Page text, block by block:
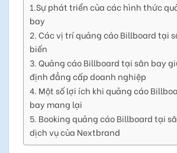
1.Sự phát triển của các hình thức
bay
2. Các vị trí quảng cáo Billboard tại
biến
3. Quảng cáo Billboard tại sân bay
định đẳng cấp doanh nghiệp
4. Một số lợi ích khi quảng cáo
bay mang lại
5. Booking quảng cáo Billboard tại
dịch vụ của Nextbrand